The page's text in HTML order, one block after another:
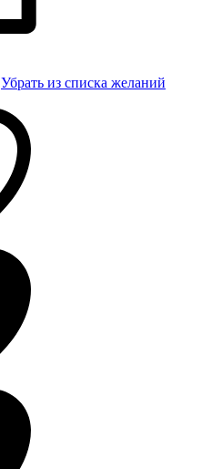
Убрать из списка желаний